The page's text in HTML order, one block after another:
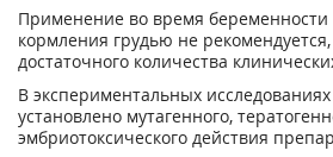
Применение во время
кормления грудью не рекомендуется,
достаточного количества
В экспериментальных
установлено мутагенного,
эмбриотоксического действия